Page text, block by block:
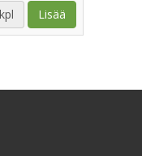
kpl Lisää